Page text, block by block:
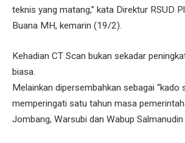
teknis yang matang,’’ kata Direktur RSUD
Buana MH, kemarin (19/2).
Kehadian CT Scan bukan sekadar
biasa.
Melainkan dipersembahkan sebagai “kado
memperingati satu tahun masa
Jombang, Warsubi dan Wabup Salmanudin